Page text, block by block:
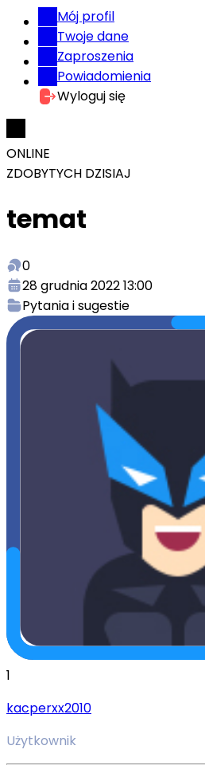
Mój profil
Twoje dane
Zaproszenia
Powiadomienia
Wyloguj się
ONLINE
ZDOBYTYCH DZISIAJ
temat
0
28 grudnia 2022 13:00
Pytania i sugestie
1
kacperxx2010
Użytkownik